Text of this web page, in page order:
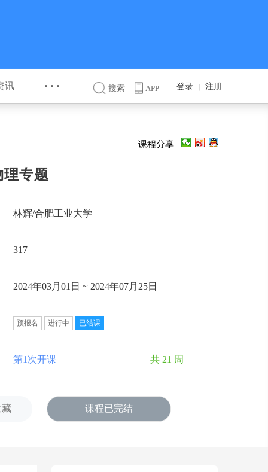
讯 ··· 搜索 APP 登录 注册
课程分享
理专题
林辉/合肥工业大学
317
2024年03月01日 ~ 2024年07月25日
预报名 进行中 已结课
第1次开课 共 21 周
藏 课程已完结